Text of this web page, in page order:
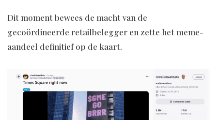
Dit moment bewees de macht van de
gecoördineerde retailbelegger en zette het meme-
aandeel definitief op de kaart.